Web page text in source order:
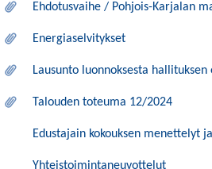
Ehdotusvaihe / Pohjois-Karjalan
Energiaselvitykset
Lausunto luonnoksesta
Talouden toteuma 12/2024
Edustajain kokouksen menettelyt
Yhteistoimintaneuvottelut